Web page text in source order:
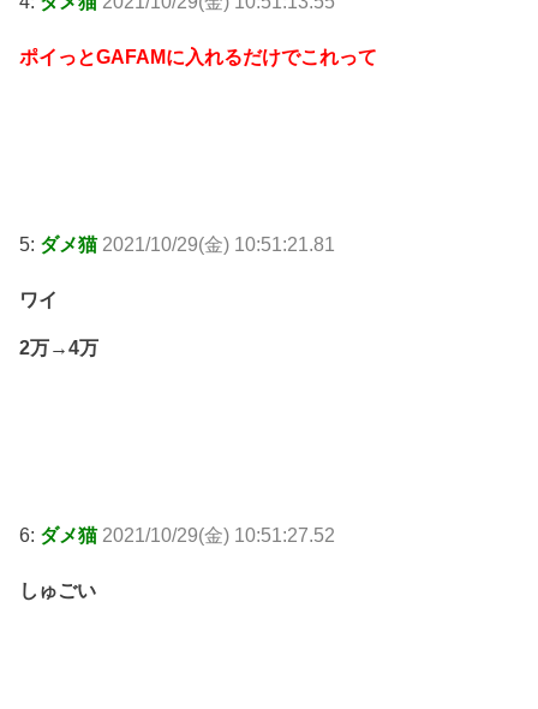
ポイっとGAFAMに入れるだけでこれって
5: ダメ猫 2021/10/29(金) 10:51:21.81
ワイ
2万→4万
6: ダメ猫 2021/10/29(金) 10:51:27.52
しゅごい